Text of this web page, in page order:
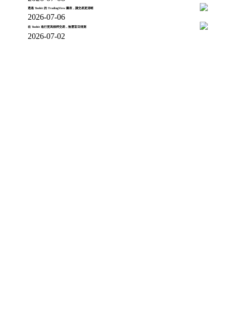
透過 Toobit 的 TradingView 圖表，讓交易更清晰
2026-07-06
在 Toobit 進行更高槓桿交易，無需盲目猜測
2026-07-02